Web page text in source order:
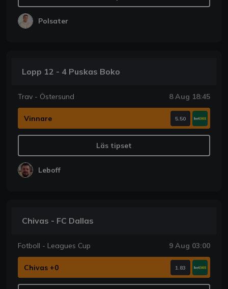
Polsater
Lopp 12 - 4 Puskas Boko
Trav - Östersund 8 Aug 18:45
Vinnare 5.50
Läs tipset
Leboff
Chivas - FC Dallas
Fotboll - Leagues Cup 9 Aug 03:00
Chivas +0 1.83